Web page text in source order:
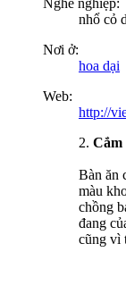
nhổ cỏ
Nơi ở:
hoa dại
Web:
http://
2. Cắm
Bàn ăn
màu
chồng
đang
cũng vì